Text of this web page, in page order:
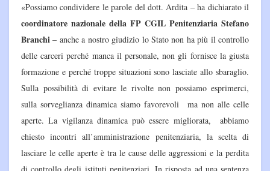
«Possiamo condividere le parole del dott. Ardita – ha dichiarato il
coordinatore nazionale della FP CGIL Penitenziaria Stefano
Branchi – anche a nostro giudizio lo Stato non ha più il controllo
delle carceri perché manca il personale, non gli fornisce la giusta
formazione e perché troppe situazioni sono lasciate allo sbaraglio.
Sulla possibilità di evitare le rivolte non possiamo esprimerci,
sulla sorveglianza dinamica siamo favorevoli ma non alle celle
aperte. La vigilanza dinamica può essere migliorata, abbiamo
chiesto incontri all’amministrazione penitenziaria, la scelta di
lasciare le celle aperte è tra le cause delle aggressioni e la perdita
di controllo degli istituti penitenziari. In risposta ad una sentenza